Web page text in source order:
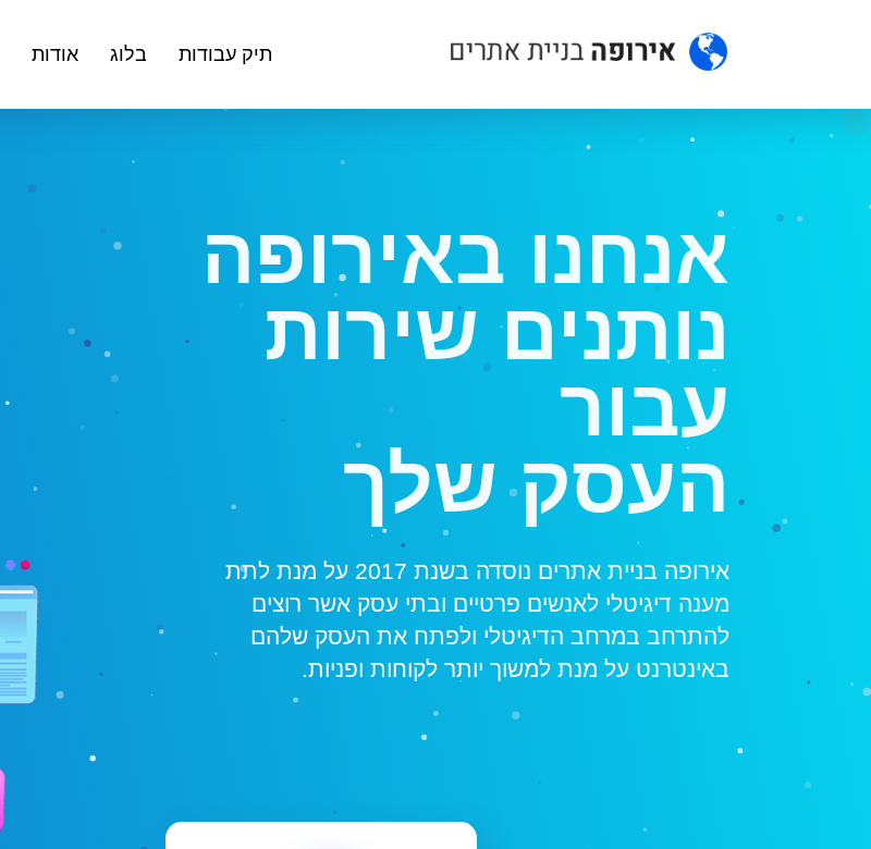
תיק עבודות בלוג אודות
אנחנו באירופה
נותנים שירות
עבור
ההתקד
אירופה בניית אתרים נוסדה בשנת 2017 על מנת לתת
מענה דיגיטלי לאנשים פרטיים ובתי עסק אשר רוצים
להתרחב במרחב הדיגיטלי ולפתח את העסק שלהם
באינטרנט על מנת למשוך יותר לקוחות ופניות.